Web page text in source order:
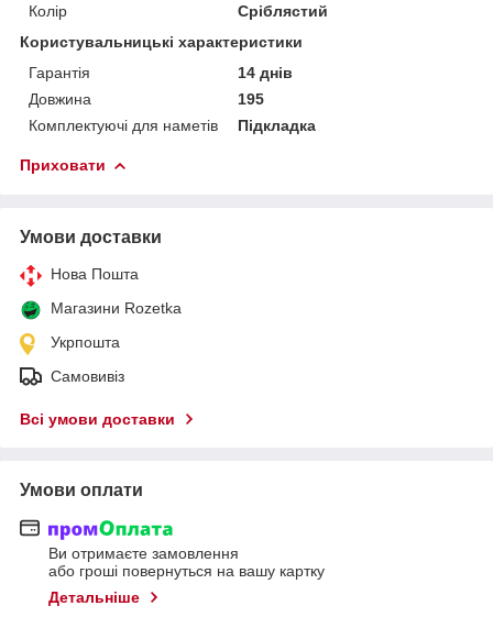
Колір
Сріблястий
Користувальницькі характеристики
Гарантія
14 днів
Довжина
195
Комплектуючі для наметів
Підкладка
Приховати
Умови доставки
Нова Пошта
Магазини Rozetka
Укрпошта
Самовивіз
Всі умови доставки
Умови оплати
Ви отримаєте замовлення
або гроші повернуться на вашу картку
Детальніше